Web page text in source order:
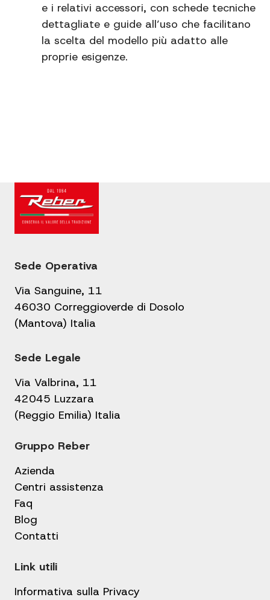
e i relativi accessori, con schede tecniche
dettagliate e guide all’uso che facilitano
la scelta del modello più adatto alle
proprie esigenze.
Sede Operativa
Via Sanguine, 11
46030 Correggioverde di Dosolo
(Mantova) Italia
Sede Legale
Via Valbrina, 11
42045 Luzzara
(Reggio Emilia) Italia
Gruppo Reber
Azienda
Centri assistenza
Faq
Blog
Contatti
Link utili
Informativa sulla Privacy